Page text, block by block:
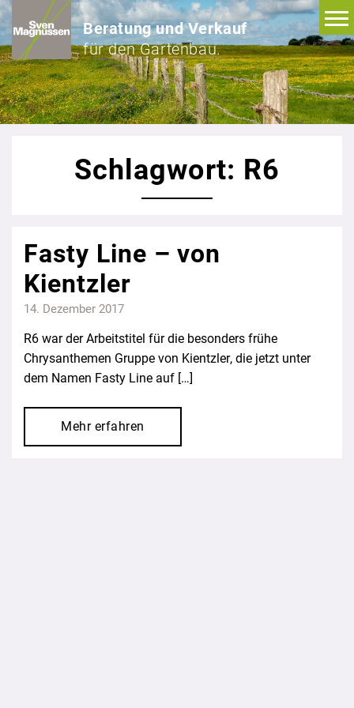
Beratung und Verkauf
für den Gartenbau.
Schlagwort: R6
Fasty Line – von
Kientzler
14. Dezember 2017
R6 war der Arbeitstitel für die besonders frühe
Chrysanthemen Gruppe von Kientzler, die jetzt unter
dem Namen Fasty Line auf […]
Mehr erfahren